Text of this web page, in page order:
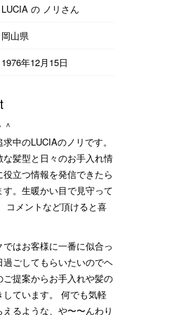
LUCIA の ノリさん
岡山県
1976年12月15日
中のLUCIAのノリです。
な髪型と日々のお手入れ情
立つ情報を発信できたら
す。生暖かい目で見守って
コメントなど頂けると喜
はお客様に一番に似合っ
過ごしてもらいたいのでヘ
ご提案からお手入れや髪の
しています。 何でも気軽
るような、や〜〜んわり